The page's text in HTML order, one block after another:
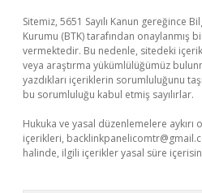
Sitemiz, 5651 Sayılı Kanun gereğince
Kurumu (BTK) tarafından onaylanmış
vermektedir. Bu nedenle, sitedeki
veya araştırma yükümlülüğümüz
yazdıkları içeriklerin sorumluluğunu
bu sorumluluğu kabul etmiş sayılırlar.
Hukuka ve yasal düzenlemelere
içerikleri,
halinde, ilgili içerikler yasal süre